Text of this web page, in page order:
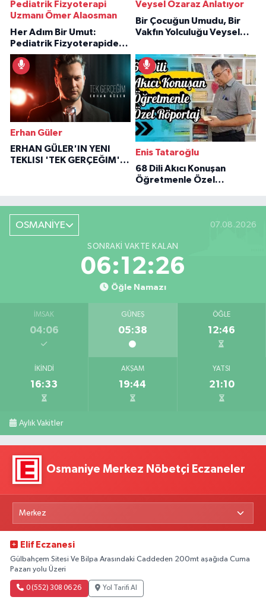
Pediatrik Fizyoterapi
Uzmanı Ömer Alaosman
Her Adım Bir Umut:
Pediatrik Fizyoterapiden
İlham Veren Hikâyeler
Veysel Özaraz Anlatıyor
Bir Çocuğun Umudu, Bir
Vakfın Yolculuğu Veysel
Erhan Güler
ERHAN GÜLER'IN YENI
TEKLISI 'TEK GERÇEĞIM'LE
Enis Tataroğlu
68 Dili Akıcı Konuşan
Öğretmenle Özel
OSMANİYE 07.08.2026
SONRAKI VAKTE KALAN
06:12:25
Öğle Namazı
İMSAK
04:06
GÜNEŞ
05:38
ÖĞLE
12:46
İKINDI
16:33
AKŞAM
19:44
YATSI
21:10
Aylık Vakitler
Osmaniye Merkez Nöbetçi Eczaneler
Elif Eczanesi
Gülbahçem Sitesi Ve Bilpa Arasındaki Caddeden 200mt aşağıda Cuma
Pazarı yolu Üzeri
0 (552) 308 06 26 Yol Tarifi Al